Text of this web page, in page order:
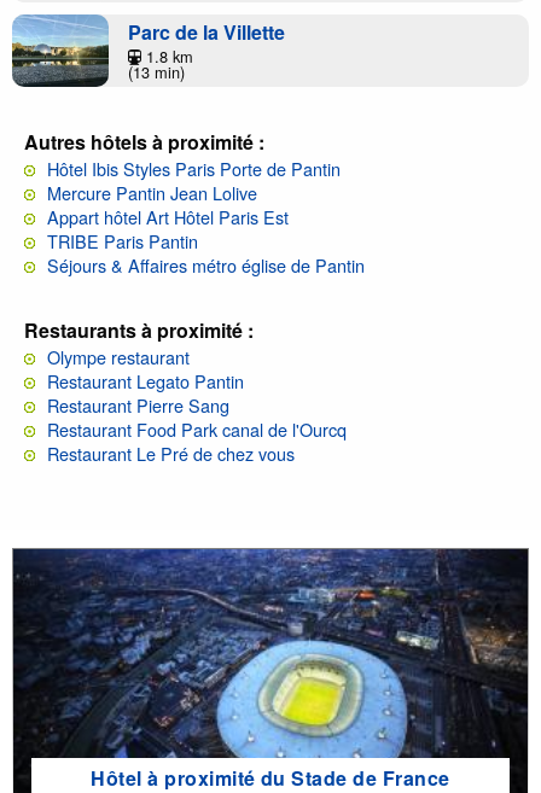
Parc de la Villette
1.8 km
(13 min)
Autres hôtels à proximité :
Hôtel Ibis Styles Paris Porte de Pantin
Mercure Pantin Jean Lolive
Appart hôtel Art Hôtel Paris Est
TRIBE Paris Pantin
Séjours & Affaires métro église de Pantin
Restaurants à proximité :
Olympe restaurant
Restaurant Legato Pantin
Restaurant Pierre Sang
Restaurant Food Park canal de l'Ourcq
Restaurant Le Pré de chez vous
Hôtel à proximité du Stade de France